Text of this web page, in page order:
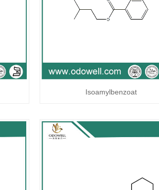
Isoamylbenzoat